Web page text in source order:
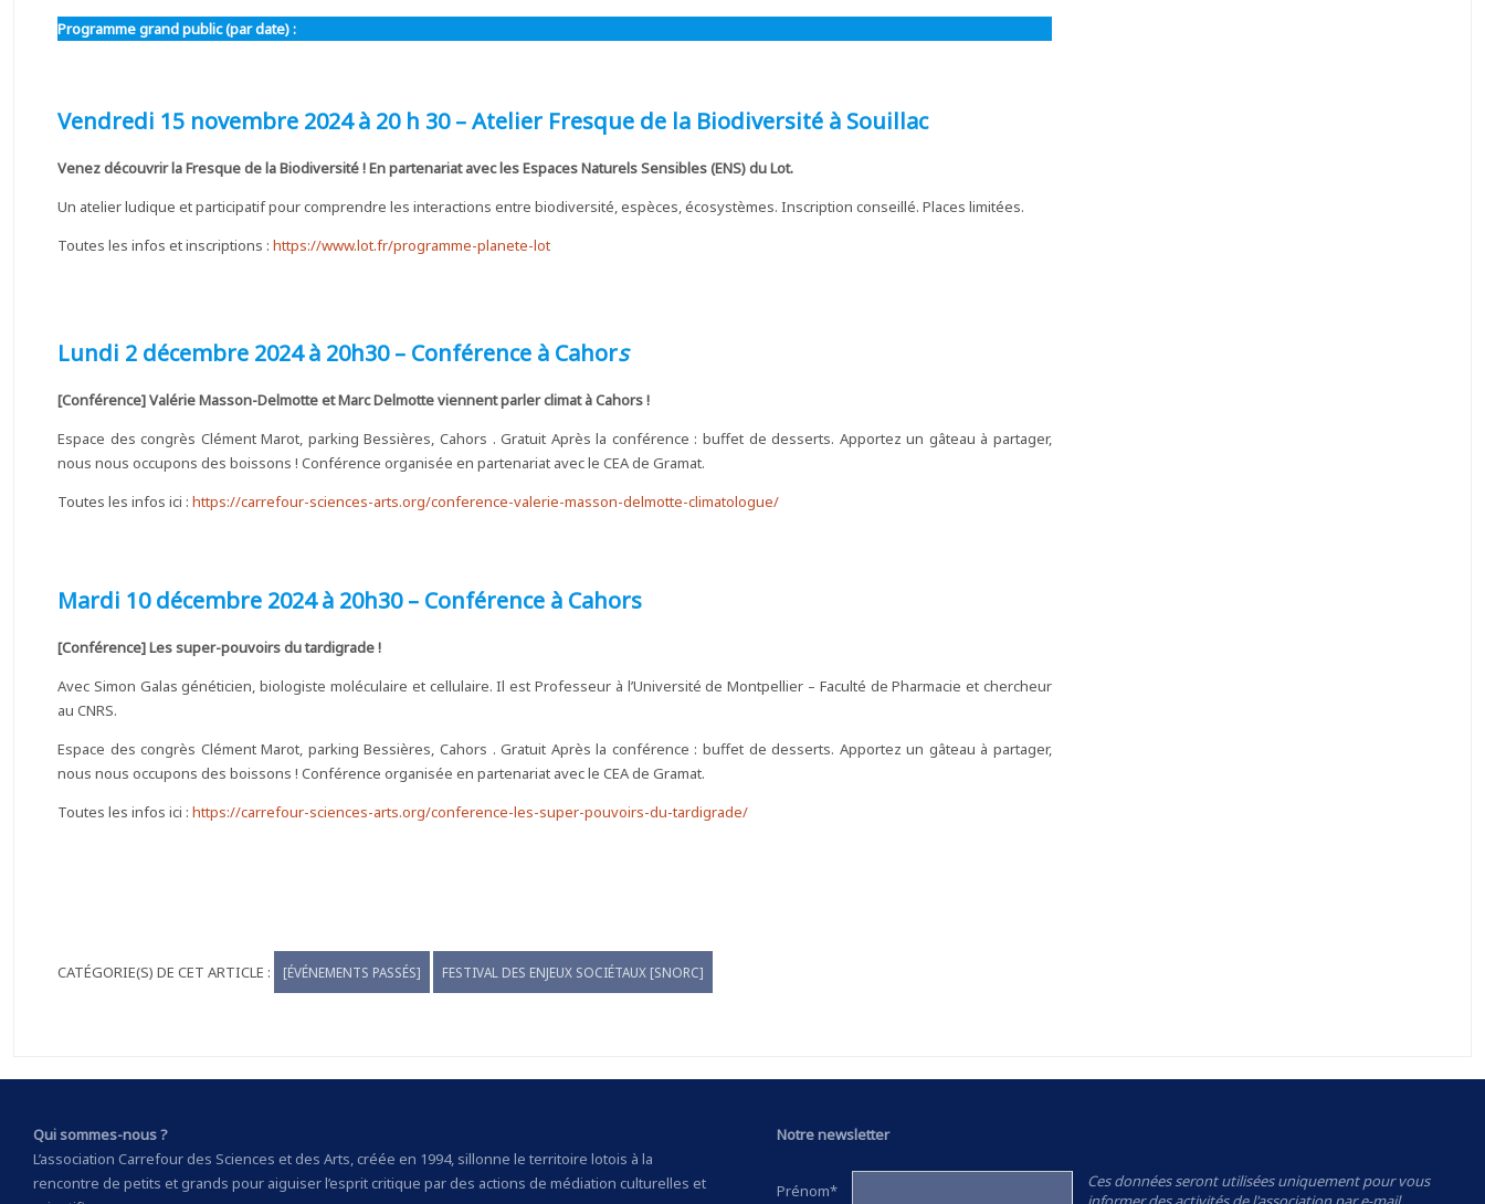
Programme grand public (par date) :
Vendredi 15 novembre 2024 à 20 h 30 – Atelier Fresque de la Biodiversité à Souillac
Venez découvrir la Fresque de la Biodiversité ! En partenariat avec les Espaces Naturels Sensibles (ENS) du Lot.
Un atelier ludique et participatif pour comprendre les interactions entre biodiversité, espèces, écosystèmes. Inscription conseillé. Places limitées.
Toutes les infos et inscriptions : https://www.lot.fr/programme-planete-lot
Lundi 2 décembre 2024 à 20h30 – Conférence à Cahors
[Conférence] Valérie Masson-Delmotte et Marc Delmotte viennent parler climat à Cahors !
Espace des congrès Clément Marot, parking Bessières, Cahors . Gratuit Après la conférence : buffet de desserts. Apportez un gâteau à partager,
nous nous occupons des boissons ! Conférence organisée en partenariat avec le CEA de Gramat.
Toutes les infos ici : https://carrefour-sciences-arts.org/conference-valerie-masson-delmotte-climatologue/
Mardi 10 décembre 2024 à 20h30 – Conférence à Cahors
[Conférence] Les super-pouvoirs du tardigrade !
Avec Simon Galas généticien, biologiste moléculaire et cellulaire. Il est Professeur à l’Université de Montpellier – Faculté de Pharmacie et chercheur
au CNRS.
Espace des congrès Clément Marot, parking Bessières, Cahors . Gratuit Après la conférence : buffet de desserts. Apportez un gâteau à partager,
nous nous occupons des boissons ! Conférence organisée en partenariat avec le CEA de Gramat.
Toutes les infos ici : https://carrefour-sciences-arts.org/conference-les-super-pouvoirs-du-tardigrade/
[ÉVÉNEMENTS PASSÉS] FESTIVAL DES ENJEUX SOCIÉTAUX [SNORC]
Qui sommes-nous ?
L’association Carrefour des Sciences et des Arts, créée en 1994, sillonne le territoire lotois à la
rencontre de petits et grands pour aiguiser l’esprit critique par des actions de médiation culturelles et
Notre newsletter
Prénom*
Ces données seront utilisées uniquement pour vous